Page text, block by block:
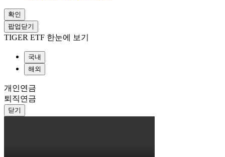
확인
팝업닫기
TIGER ETF 한눈에 보기
국내
해외
개인연금
퇴직연금
닫기